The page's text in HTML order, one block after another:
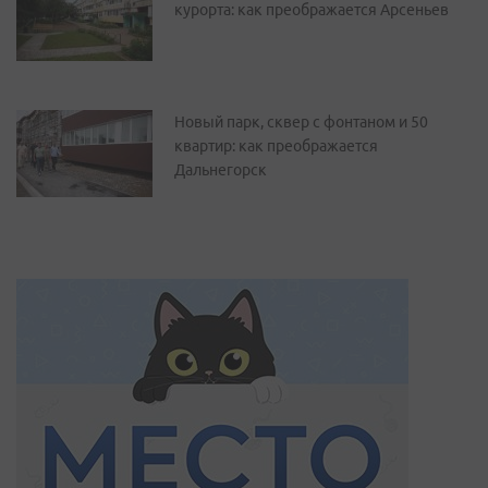
курорта: как преображается Арсеньев
Новый парк, сквер с фонтаном и 50
квартир: как преображается
Дальнегорск